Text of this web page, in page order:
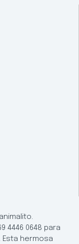
4446 0648 para
hermosa